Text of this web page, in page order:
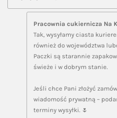
Pracownia cukiernicza Na
Tak, wysyłamy ciasta
również do województwa
Paczki są starannie
świeże i w dobrym stanie.
Jeśli chce Pani złożyć
wiadomość prywatną –
terminy wysyłki. 🌷